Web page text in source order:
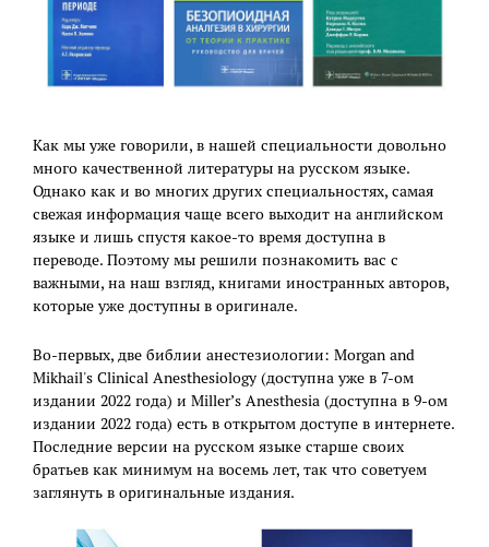
Как мы уже говорили, в нашей специальности довольно
много качественной литературы на русском языке.
Однако как и во многих других специальностях, самая
свежая информация чаще всего выходит на английском
языке и лишь спустя какое-то время доступна в
переводе. Поэтому мы решили познакомить вас с
важными, на наш взгляд, книгами иностранных авторов,
которые уже доступны в оригинале.
Во-первых, две библии анестезиологии: Morgan and
Mikhail's Clinical Anesthesiology (доступна уже в 7-ом
издании 2022 года) и Miller’s Anesthesia (доступна в 9-ом
издании 2022 года) есть в открытом доступе в интернете.
Последние версии на русском языке старше своих
братьев как минимум на восемь лет, так что советуем
заглянуть в оригинальные издания.